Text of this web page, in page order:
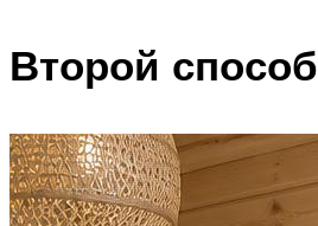
Второй способ